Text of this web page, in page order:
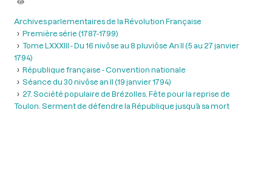
Archives parlementaires de la Révolution Française
Première série (1787-1799)
Tome LXXXIII - Du 16 nivôse au 8 pluviôse An II (5 au 27 janvier
1794)
République française - Convention nationale
Séance du 30 nivôse an II (19 janvier 1794)
27. Société populaire de Brézolles. Fête pour la reprise de
Toulon. Serment de défendre la République jusqu’à sa mort